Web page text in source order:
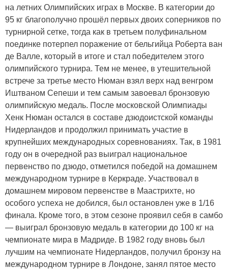
на летних Олимпийских играх в Москве. В категории до
95 кг благополучно прошёл первых двоих соперников по
турнирной сетке, тогда как в третьем полуфинальном
поединке потерпел поражение от бельгийца Роберта ван
де Валле, который в итоге и стал победителем этого
олимпийского турнира. Тем не менее, в утешительной
встрече за третье место Нюман взял верх над венгром
Иштваном Сепеши и тем самым завоевал бронзовую
олимпийскую медаль. После московской Олимпиады
Хенк Нюман остался в составе дзюдоистской команды
Нидерландов и продолжил принимать участие в
крупнейших международных соревнованиях. Так, в 1981
году он в очередной раз выиграл национальное
первенство по дзюдо, отметился победой на домашнем
международном турнире в Керкраде. Участвовал в
домашнем мировом первенстве в Маастрихте, но
особого успеха не добился, был остановлен уже в 1/16
финала. Кроме того, в этом сезоне проявил себя в самбо
— выиграл бронзовую медаль в категории до 100 кг на
чемпионате мира в Мадриде. В 1982 году вновь был
лучшим на чемпионате Нидерландов, получил бронзу на
международном турнире в Лондоне, занял пятое место